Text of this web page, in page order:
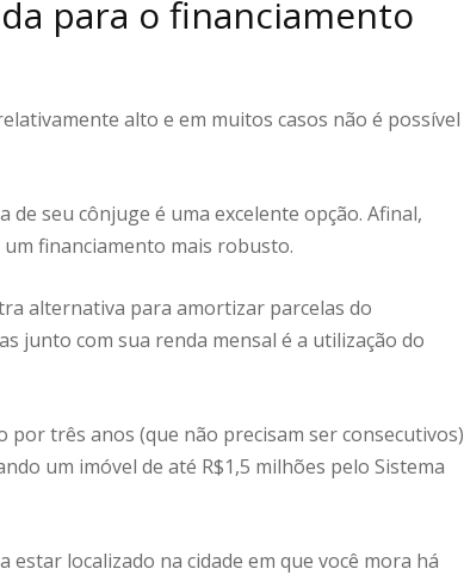
para o financiamento
alto e em muitos casos não é possível
seu cônjuge é uma excelente opção. Afinal,
financiamento mais robusto.
alternativa para amortizar parcelas do
junto com sua renda mensal é a utilização do
três anos (que não precisam ser consecutivos)
um imóvel de até R$1,5 milhões pelo Sistema
localizado na cidade em que você mora há